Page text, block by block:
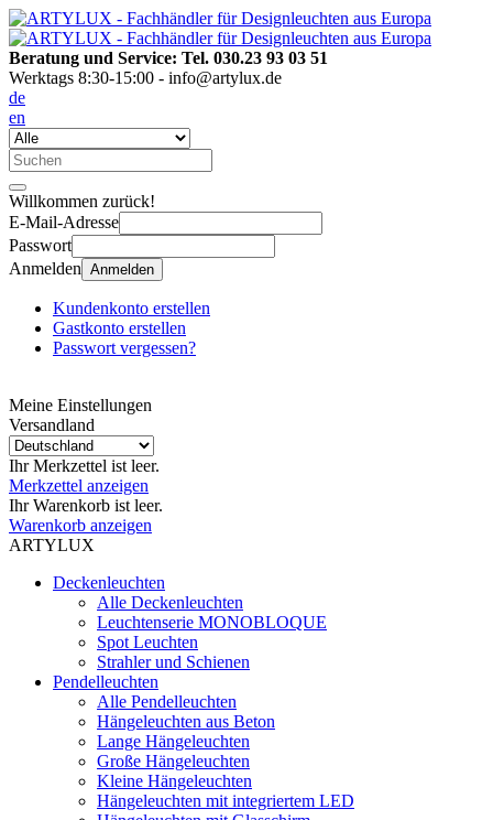
Beratung und Service: Tel. 030.23 93 03 51
Werktags 8:30-15:00 - info@artylux.de
de
en
Willkommen zurück!
E-Mail-Adresse
Passwort
Anmelden Anmelden
Kundenkonto erstellen
Gastkonto erstellen
Passwort vergessen?
Meine Einstellungen
Versandland
Ihr Merkzettel ist leer.
Merkzettel anzeigen
Ihr Warenkorb ist leer.
Warenkorb anzeigen
ARTYLUX
Deckenleuchten
Alle Deckenleuchten
Leuchtenserie MONOBLOQUE
Spot Leuchten
Strahler und Schienen
Pendelleuchten
Alle Pendelleuchten
Hängeleuchten aus Beton
Lange Hängeleuchten
Große Hängeleuchten
Kleine Hängeleuchten
Hängeleuchten mit integriertem LED